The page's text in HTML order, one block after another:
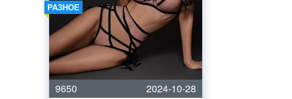
РАЗНОЕ
9650
2024-10-28